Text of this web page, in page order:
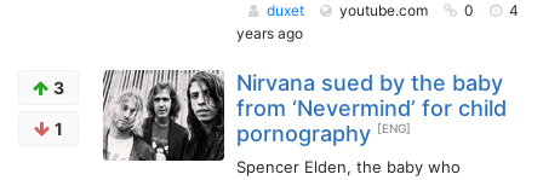
duxet
youtube.com 0
4
years ago
3
1
Nirvana sued by the baby
from ‘Nevermind’ for child
pornography [ENG]
Spencer Elden, the baby who